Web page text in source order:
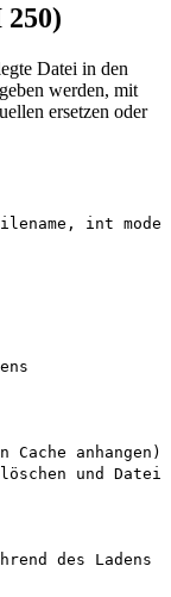
Datei in den
werden, mit
ersetzen oder
Cache anhangen)
und Datei
des Ladens